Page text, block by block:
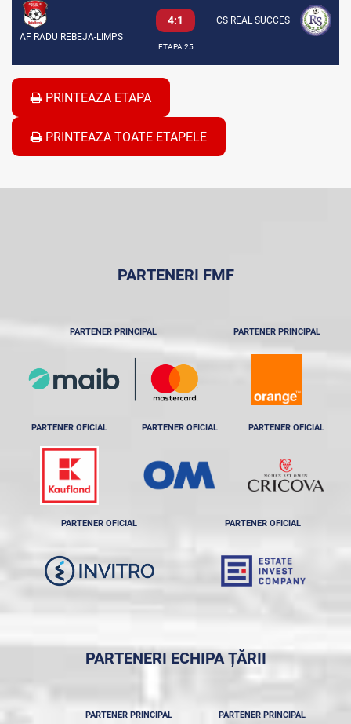
AF RADU REBEJA-LIMPS
4:1 CS REAL SUCCES
ETAPA 25
PRINTEAZA ETAPA
PRINTEAZA TOATE ETAPELE
PARTENERI FMF
PARTENER PRINCIPAL PARTENER PRINCIPAL
PARTENER OFICIAL PARTENER OFICIAL PARTENER OFICIAL
PARTENER OFICIAL PARTENER OFICIAL
PARTENERI ECHIPA ȚĂRII
PARTENER PRINCIPAL PARTENER PRINCIPAL